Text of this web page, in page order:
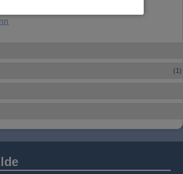
Werbung und Analysen
die Sie bereitgestellt haben
im Rahmen Ihrer Nutzung der
(1)